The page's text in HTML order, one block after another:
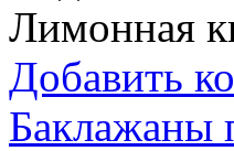
Лимонная
Добавить
Баклажаны